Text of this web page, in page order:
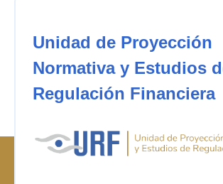
Unidad de Proyección
Normativa y Estudios
Regulación Financiera